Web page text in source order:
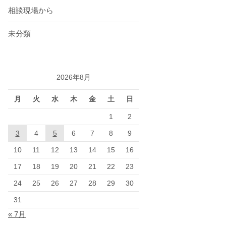
相談現場から
未分類
2026年8月
月 火 水 木 金 土 日
1 2
3 4 5 6 7 8 9
10 11 12 13 14 15 16
17 18 19 20 21 22 23
24 25 26 27 28 29 30
31
« 7月